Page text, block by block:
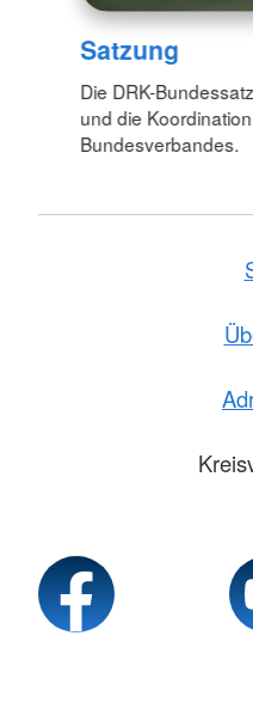
Satzung
Die DRK-
und die
Bundesverbandes.